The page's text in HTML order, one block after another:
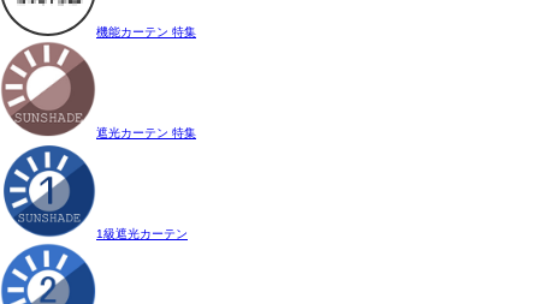
機能カーテン 特集
遮光カーテン 特集
1級遮光カーテン